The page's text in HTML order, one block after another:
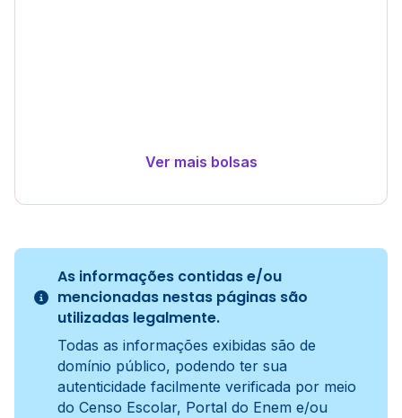
Ver mais bolsas
As informações contidas e/ou
mencionadas nestas páginas são
utilizadas legalmente.
Todas as informações exibidas são de
domínio público, podendo ter sua
autenticidade facilmente verificada por meio
do Censo Escolar, Portal do Enem e/ou